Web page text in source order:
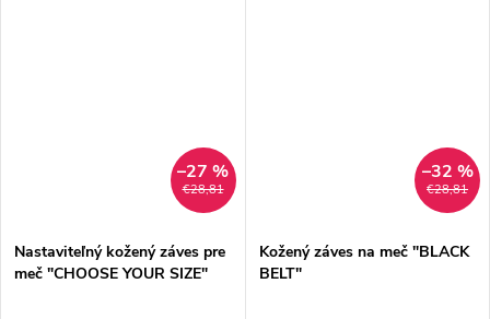
€28,81
–27 %
Nastaviteľný kožený záves pre
meč "CHOOSE YOUR SIZE"
€28,81
–32 %
Kožený záves na meč "BLACK
BELT"